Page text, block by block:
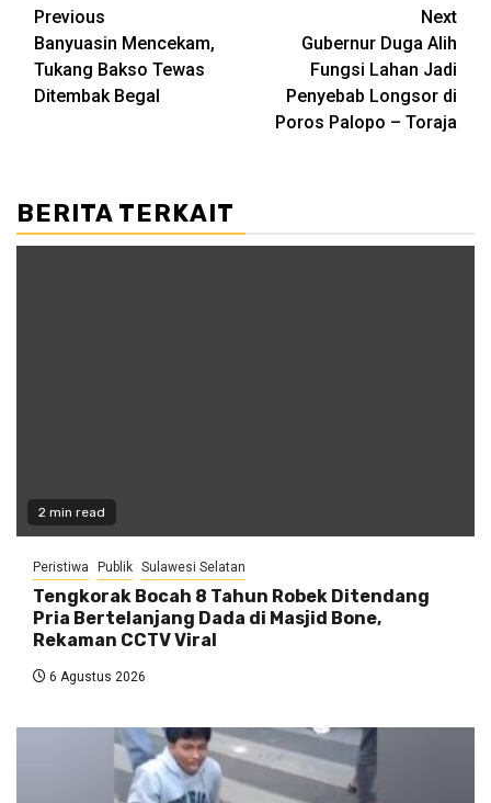
Post
navigation
Previous
Banyuasin Mencekam,
Tukang Bakso Tewas
Ditembak Begal
Next
Gubernur Duga Alih
Fungsi Lahan Jadi
Penyebab Longsor di
Poros Palopo – Toraja
BERITA TERKAIT
2 min read
Peristiwa Publik Sulawesi Selatan
Tengkorak Bocah 8 Tahun Robek Ditendang
Pria Bertelanjang Dada di Masjid Bone,
Rekaman CCTV Viral
6 Agustus 2026